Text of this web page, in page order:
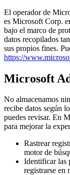
El operador de
es Microsoft Corp.
bajo el marco de
datos recopilados
sus propios fines.
https://
Microsoft
No almacenamos
recibe datos según
puedes revisar. En
para mejorar la
Rastrear
motor de
Identificar las
registrarse en